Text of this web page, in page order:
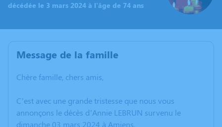
décédée le 3 mars 2024 à l'âge de 74 ans
Message de la famille
Chère famille, chers amis,
C’est avec une grande tristesse que nous vous
annonçons le décès d’Annie LEBRUN survenu le
dimanche 03 mars 2024 à Amiens.